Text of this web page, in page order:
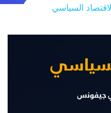
الاقتصاد السياسي